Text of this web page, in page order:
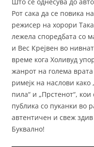
Рот сака да се повика
режисер на хорори
лежела споредбата со
и Вес Крејвен во
време кога Холивуд
жанрот на голема
римејк на наслови
пила“ и „Прстенот“,
публика со пуканки во
автентичен и свеж здив
Буквално!